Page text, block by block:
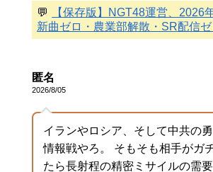
💬
【保存版】NGT48運営、2026
新曲ゼロ・農業部解散・SR配信ゼ
匿名
2026/8/05
イランやロシア、そして中共の
情報戦やろ。 そもそも相手がガ
たら長射程の精密ミサイルの需